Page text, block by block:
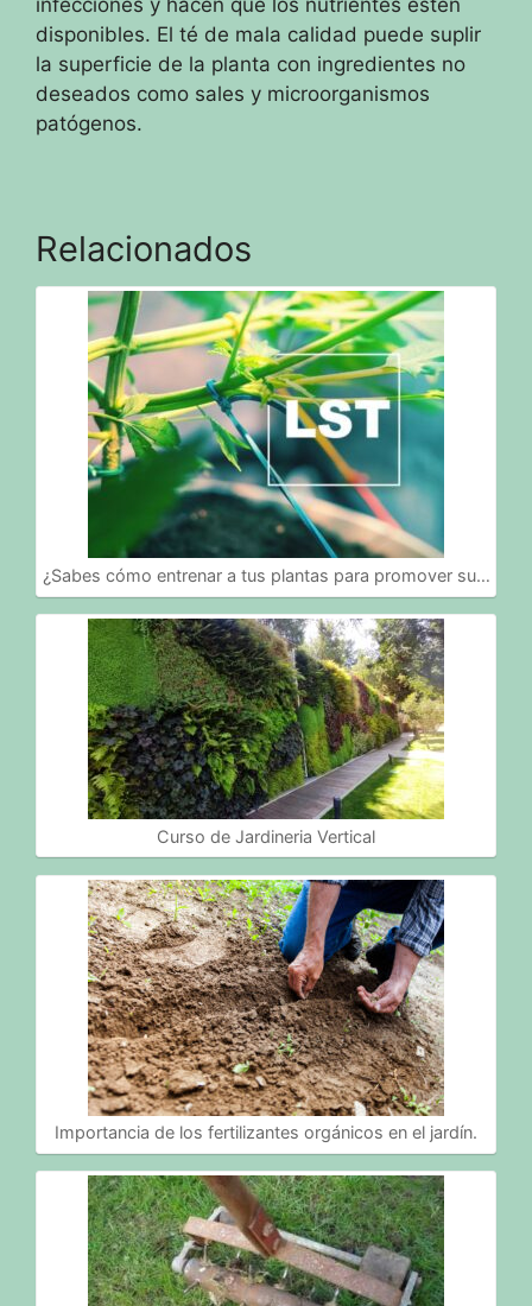
infecciones y hacen que los nutrientes estén
disponibles. El té de mala calidad puede suplir
la superficie de la planta con ingredientes no
deseados como sales y microorganismos
patógenos.
Relacionados
¿Sabes cómo entrenar a tus plantas para promover su…
Curso de Jardineria Vertical
Importancia de los fertilizantes orgánicos en el jardín.